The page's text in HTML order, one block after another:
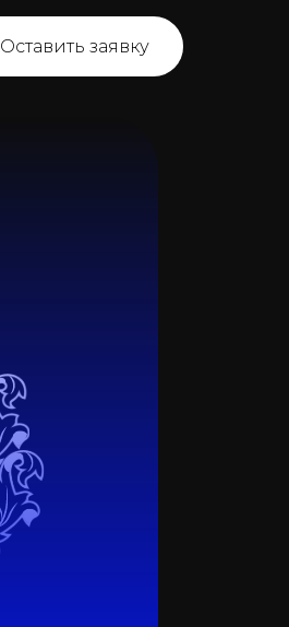
Оставить заявку